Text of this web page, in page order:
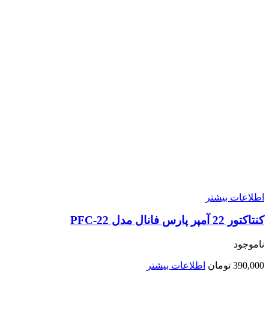
اطلاعات بیشتر
کنتاکتور 22 آمپر پارس فانال مدل PFC-22
ناموجود
390,000 تومان اطلاعات بیشتر